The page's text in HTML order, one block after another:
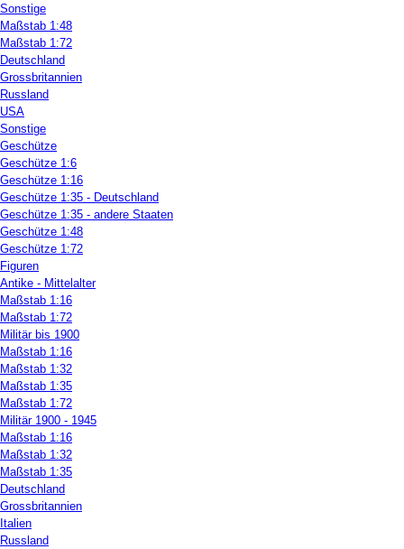
Sonstige
Maßstab 1:48
Maßstab 1:72
Deutschland
Grossbritannien
Russland
USA
Sonstige
Geschütze
Geschütze 1:6
Geschütze 1:16
Geschütze 1:35 - Deutschland
Geschütze 1:35 - andere Staaten
Geschütze 1:48
Geschütze 1:72
Figuren
Antike - Mittelalter
Maßstab 1:16
Maßstab 1:72
Militär bis 1900
Maßstab 1:16
Maßstab 1:32
Maßstab 1:35
Maßstab 1:72
Militär 1900 - 1945
Maßstab 1:16
Maßstab 1:32
Maßstab 1:35
Deutschland
Grossbritannien
Italien
Russland